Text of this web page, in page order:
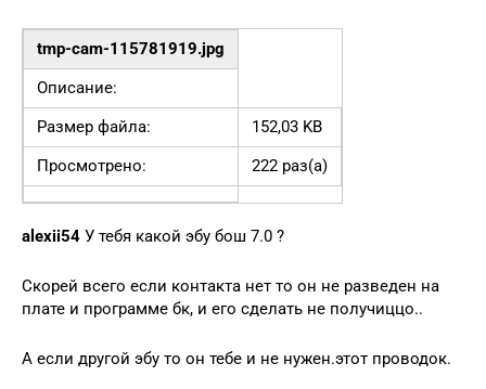
tmp-cam-115781919.jpg
Описание:
Размер файла:
152,03 KB
Просмотрено:
222 раз(а)
alexii54 У тебя какой эбу бош 7.0 ?
Скорей всего если контакта нет то он не разведен на
плате и программе бк, и его сделать не получиццо..
А если другой эбу то он тебе и не нужен.этот проводок.